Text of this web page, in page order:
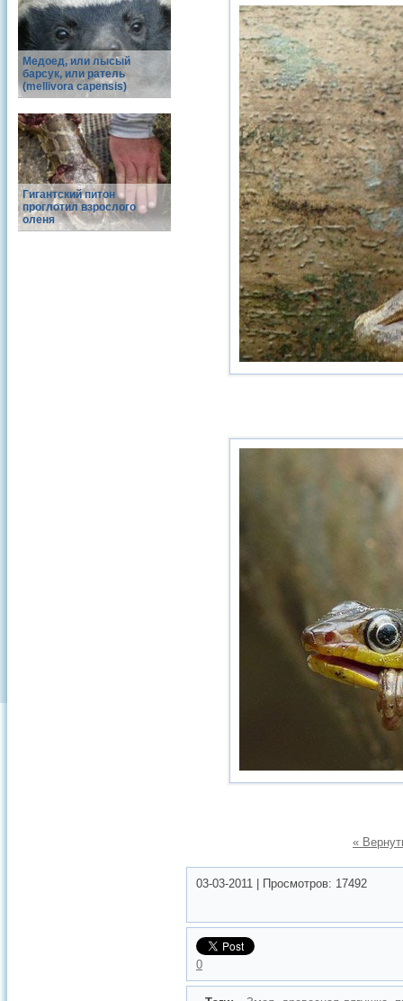
Медоед, или лысый
барсук, или ратель
(mellivora capensis)
Гигантский питон
проглотил взрослого
оленя
«
03-03-2011 Просмотров: 17492
0